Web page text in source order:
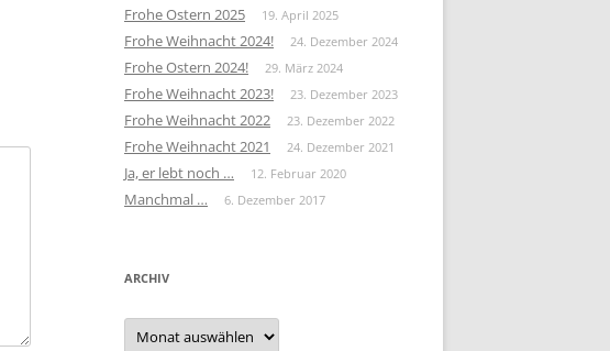
Frohe Ostern 2025 19. April 2025
Frohe Weihnacht 2024! 24. Dezember 2024
Frohe Ostern 2024! 29. März 2024
Frohe Weihnacht 2023! 23. Dezember 2023
Frohe Weihnacht 2022 23. Dezember 2022
Frohe Weihnacht 2021 24. Dezember 2021
Ja, er lebt noch … 12. Februar 2020
Manchmal … 6. Dezember 2017
ARCHIV
Archiv